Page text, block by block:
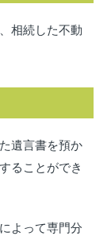
相続した不動
遺言書を預か
ることができ
よって専門分